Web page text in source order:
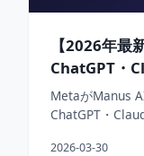
【2026年最
ChatGPT・
との違いを完
MetaがManus
ChatGPT・
2026-03-30